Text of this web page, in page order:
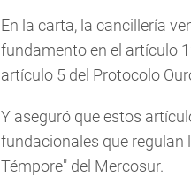
En la carta, la cancillería
fundamento en el artículo
artículo 5 del Protocolo
Y aseguró que estos
fundacionales que regulan
Témpore" del Mercosur.